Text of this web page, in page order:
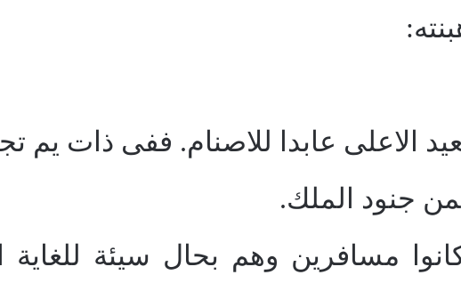
الاعلى عابدا للاصنام. ففى ذات يم
جنود الملك.
مسافرين وهم بحال سيئة للغاية